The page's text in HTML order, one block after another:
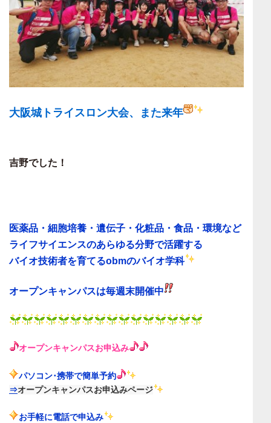
大阪城トライスロン大会、また来年
吉野でした！
医薬品・細胞培養・遺伝子・化粧品・食品・環境など
ライフサイエンスのあらゆる分野で活躍する
バイオ技術者を育てるobmのバイオ学科
オープンキャンパスは毎週末開催中
オープンキャンパスお申込み
パソコン･携帯で簡単予約
⇒オープンキャンパスお申込みページ
お手軽に電話で申込み